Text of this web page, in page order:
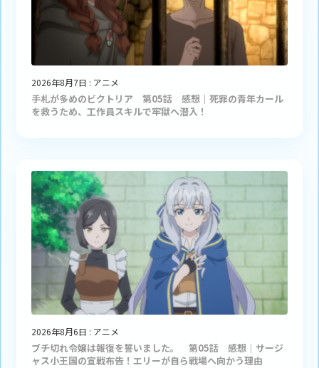
2026年8月7日 : アニメ
手札が多めのビクトリア 第05話 感想｜死罪の青年カール
を救うため、工作員スキルで牢獄へ潜入！
2026年8月6日 : アニメ
ブチ切れ令嬢は報復を誓いました。 第05話 感想｜サージ
ャス小王国の宣戦布告！エリーが自ら戦場へ向かう理由